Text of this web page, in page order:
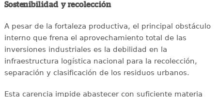
Sostenibilidad y recolección
A pesar de la fortaleza productiva, el principal obstáculo
interno que frena el aprovechamiento total de las
inversiones industriales es la debilidad en la
infraestructura logística nacional para la recolección,
separación y clasificación de los residuos urbanos.
Esta carencia impide abastecer con suficiente materia